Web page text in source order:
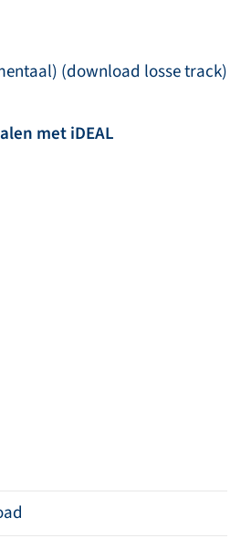
(download losse track)
met iDEAL